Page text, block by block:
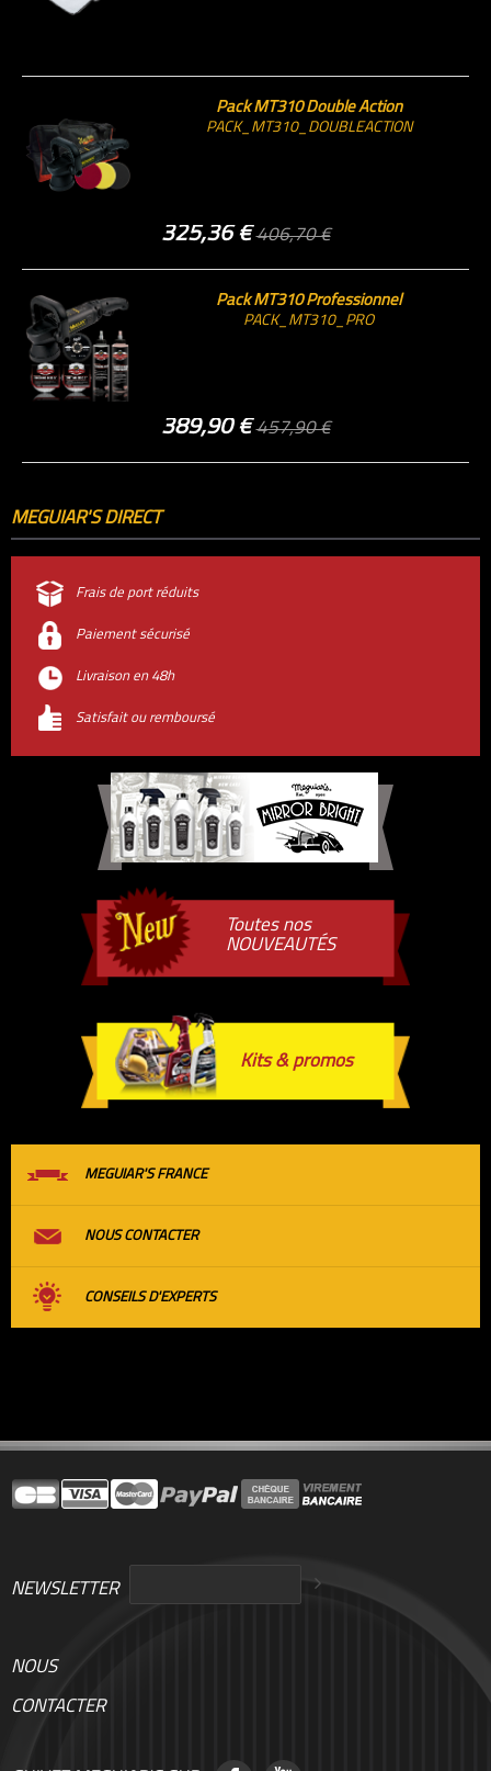
Pack MT310 Double Action
PACK_MT310_DOUBLEACTION
325,36 €406,70 €
Pack MT310 Professionnel
PACK_MT310_PRO
389,90 €457,90 €
MEGUIAR'S DIRECT
Frais de port réduits
Paiement sécurisé
Livraison en 48h
Satisfait ou remboursé
Toutes nos
NOUVEAUTÉS
Kits & promos
MEGUIAR'S FRANCE
NOUS CONTACTER
CONSEILS D'EXPERTS
NEWSLETTER
NOUS
CONTACTER